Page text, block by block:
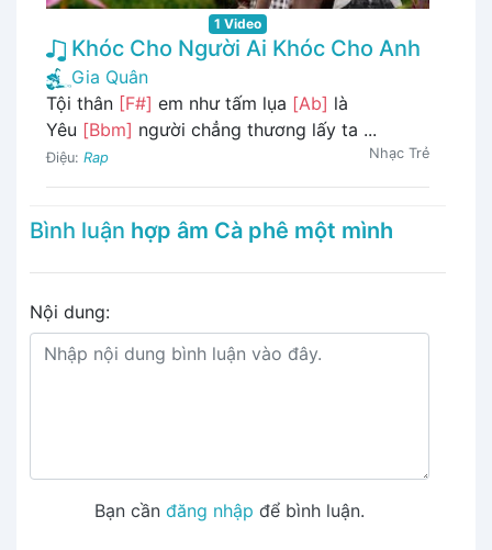
1 Video
Khóc Cho Người Ai Khóc Cho Anh
Gia Quân
Tội thân [F#] em như tấm lụa [Ab] là
Yêu [Bbm] người chẳng thương lấy ta ...
Điệu: Rap Nhạc Trẻ
Bình luận hợp âm Cà phê một mình
Nội dung:
Bạn cần đăng nhập để bình luận.